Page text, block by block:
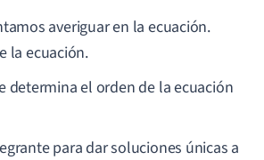
averiguar en la ecuación.
la ecuación.
determina el orden de la ecuación
para dar soluciones únicas a